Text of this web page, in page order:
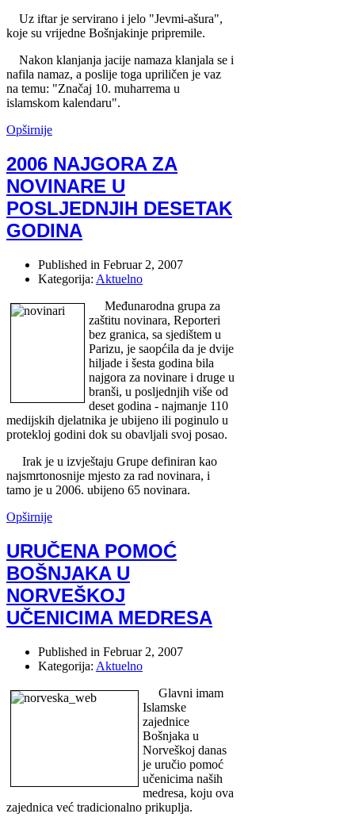
Uz iftar je servirano i jelo "Jevmi-ašura",
koje su vrijedne Bošnjakinje pripremile.
Nakon klanjanja jacije namaza klanjala se i
nafila namaz, a poslije toga upriličen je vaz
na temu: "Značaj 10. muharrema u
islamskom kalendaru".
Opširnije
2006 NAJGORA ZA
NOVINARE U
POSLJEDNJIH DESETAK
GODINA
Published in Februar 2, 2007
Kategorija: Aktuelno
Međunarodna grupa za
zaštitu novinara, Reporteri
bez granica, sa sjedištem u
Parizu, je saopćila da je dvije
hiljade i šesta godina bila
najgora za novinare i druge u
branši, u posljednjih više od
deset godina - najmanje 110
medijskih djelatnika je ubijeno ili poginulo u
protekloj godini dok su obavljali svoj posao.
Irak je u izvještaju Grupe definiran kao
najsmrtonosnije mjesto za rad novinara, i
tamo je u 2006. ubijeno 65 novinara.
Opširnije
URUČENA POMOĆ
BOŠNJAKA U
NORVEŠKOJ
UČENICIMA MEDRESA
Published in Februar 2, 2007
Kategorija: Aktuelno
Glavni imam
Islamske
zajednice
Bošnjaka u
Norveškoj danas
je uručio pomoć
učenicima naših
medresa, koju ova
zajednica već tradicionalno prikuplja.